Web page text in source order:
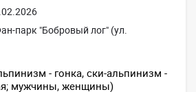
парк "Бобровый лог" (ул.
- гонка, ски-альпинизм -
мужчины, женщины)